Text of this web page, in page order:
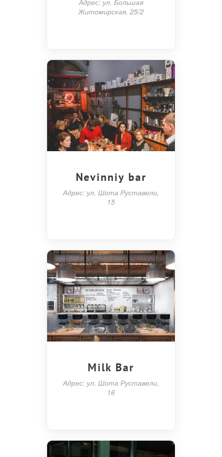
Адрес: ул. Большая
Житомирская, 25/2
Nevinniy bar
Адрес: ул. Шота Руставели,
15
Milk Bar
Адрес: ул. Шота Руставели,
16